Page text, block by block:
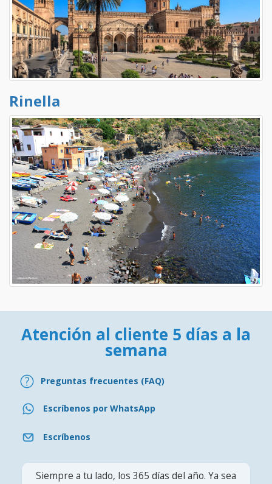
Rinella
Atención al cliente 5 días a la
semana
Preguntas frecuentes (FAQ)
Escríbenos por WhatsApp
Escríbenos
Siempre a tu lado, los 365 días del año. Ya sea